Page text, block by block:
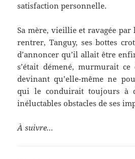
satisfaction personnelle.
Sa mère, vieillie et ravagée par
rentrer, Tanguy, ses bottes
d’annoncer qu’il allait être
s’était démené, murmurait
devinant qu’elle-même ne
qui le conduirait toujours à
inéluctables obstacles de ses
À suivre…